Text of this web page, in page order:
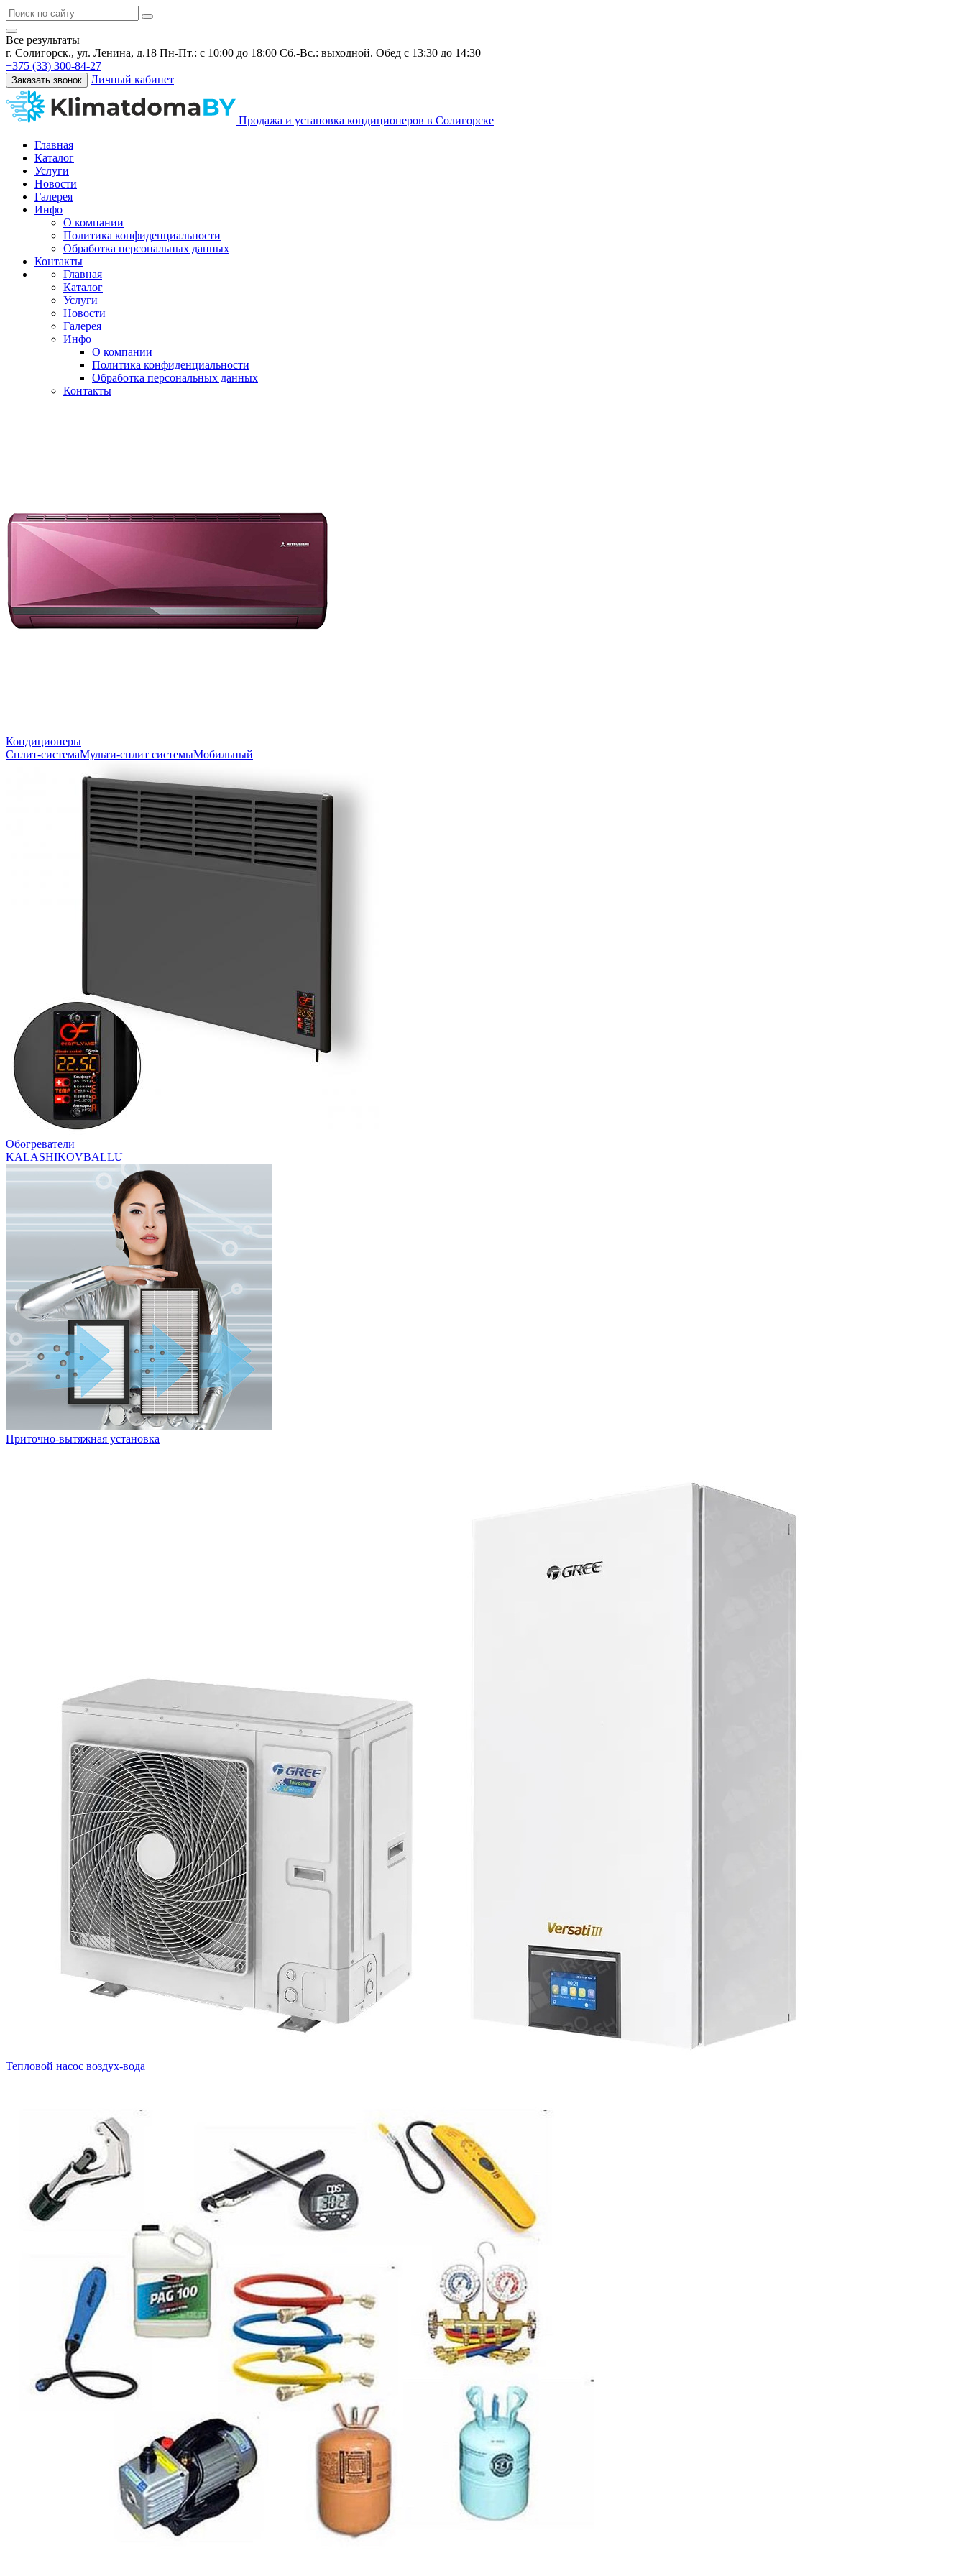
Все результаты
г. Солигорск., ул. Ленина, д.18 Пн-Пт.: с 10:00 до 18:00 Сб.-Вс.: выходной. Обед с 13:30 до 14:30
+375 (33) 300-84-27
Заказать звонок Личный кабинет
Продажа и установка кондиционеров в Солигорске
Главная
Каталог
Услуги
Новости
Галерея
Инфо
О компании
Политика конфиденциальности
Обработка персональных данных
Контакты
Главная
Каталог
Услуги
Новости
Галерея
Инфо
О компании
Политика конфиденциальности
Обработка персональных данных
Контакты
Кондиционеры
Сплит-системаМульти-сплит системыМобильный
Обогреватели
KALASHIKOVBALLU
Приточно-вытяжная установка
Тепловой насос воздух-вода